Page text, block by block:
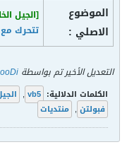
الموضوع
الاصلي :
[الجيل
تتحرك
التعديل الأخير تم بواسطة
الكلمات الدلالية: vb5
,
فبولتن , منتديات